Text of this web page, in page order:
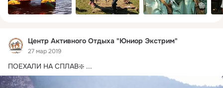
Центр Активного Отдыха "Юниор Экстрим"
27 мар 2019
ПОЕХАЛИ НА СПЛАВ❇️ ...